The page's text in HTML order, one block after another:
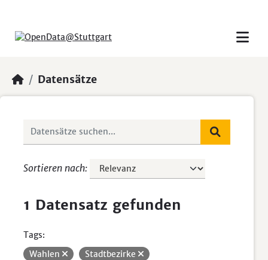
Datensätze
Sortieren nach
1 Datensatz gefunden
Tags:
Wahlen
Stadtbezirke